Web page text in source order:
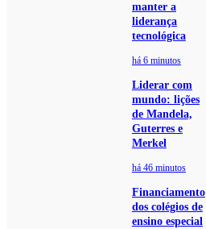
manter a
liderança
tecnológica
há 6 minutos
Liderar com
mundo: lições
de Mandela,
Guterres e
Merkel
há 46 minutos
Financiamento
dos colégios de
ensino especial